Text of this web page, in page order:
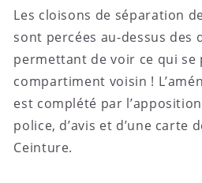
Les cloisons de séparation
sont percées au-dessus des
permettant de voir ce qui se
compartiment voisin !
est complété par
police, d’avis et d’une carte
Ceinture.